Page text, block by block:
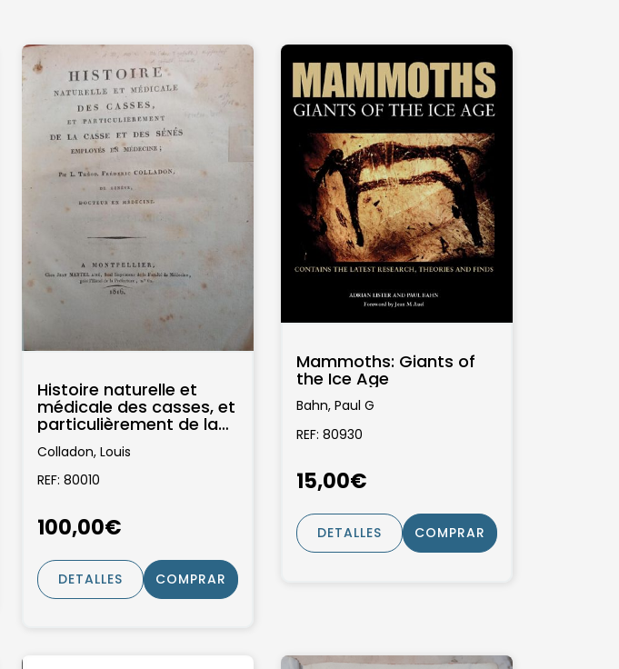
Histoire naturelle et
médicale des casses, et
particulièrement de la
casse et des sénés
employés en...
Colladon, Louis
REF: 80010
100,00€
DETALLES COMPRAR
Mammoths: Giants of
the Ice Age
Bahn, Paul G
REF: 80930
15,00€
DETALLES COMPRAR